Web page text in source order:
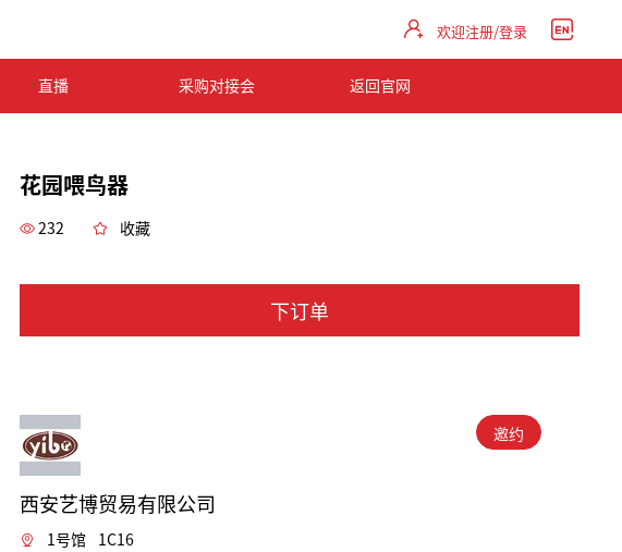
欢迎注册/登录
直播 采购对接会 返回官网
花园喂鸟器
232 收藏
下订单
邀约
西安艺博贸易有限公司
1号馆 1C16